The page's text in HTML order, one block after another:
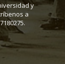
y
a